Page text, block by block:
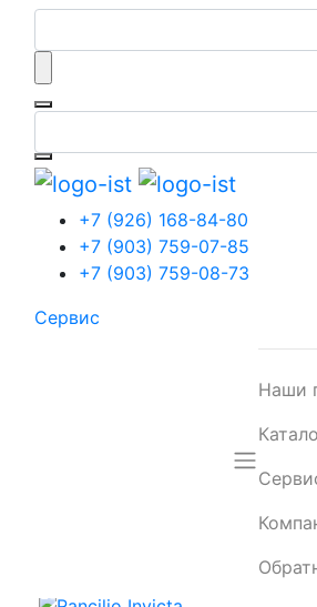
+7 (926) 168-84-80
+7 (903) 759-07-85
+7 (903) 759-08-73
Сервис
Наши
Обратная связь
Rancilio
HoReCa
Офис
Розница
кофемашина